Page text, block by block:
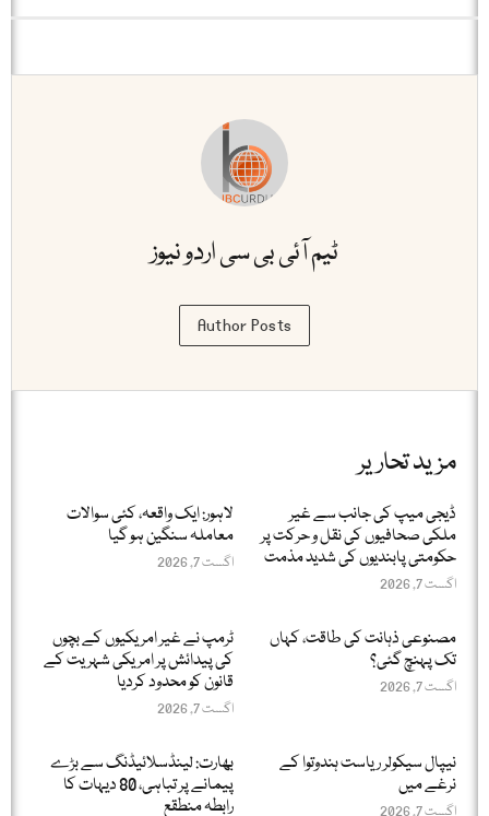
ٹیم آئی بی سی اردو نیوز
Author Posts
مزید تحاریر
ڈیجی میپ کی جانب سے غیر
ملکی صحافیوں کی نقل و حرکت پر
حکومتی پابندیوں کی شدید مذمت
اگست 7, 2026
لاہور: ایک واقعہ، کئی سوالات
معاملہ سنگین ہو گیا
اگست 7, 2026
مصنوعی ذہانت کی طاقت، کہاں
تک پہنچ گئی؟
اگست 7, 2026
ٹرمپ نے غیر امریکیوں کے بچوں
کی پیدائش پر امریکی شہریت کے
قانون کو محدود کردیا
اگست 7, 2026
نیپال سیکولر ریاست ہندوتوا کے
نرغے میں
اگست 7, 2026
بھارت: لینڈسلائیڈنگ سے بڑے
پیمانے پر تباہی، 80 دیہات کا
رابطہ منطقع